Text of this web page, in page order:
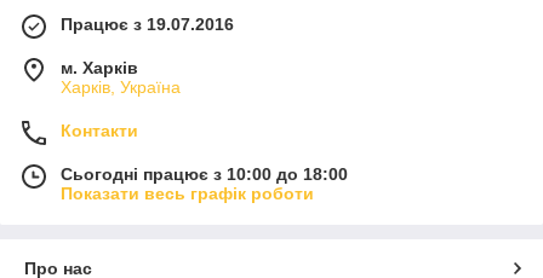
Працює з 19.07.2016
м. Харків
Харків, Україна
Контакти
Сьогодні працює з 10:00 до 18:00
Показати весь графік роботи
Про нас